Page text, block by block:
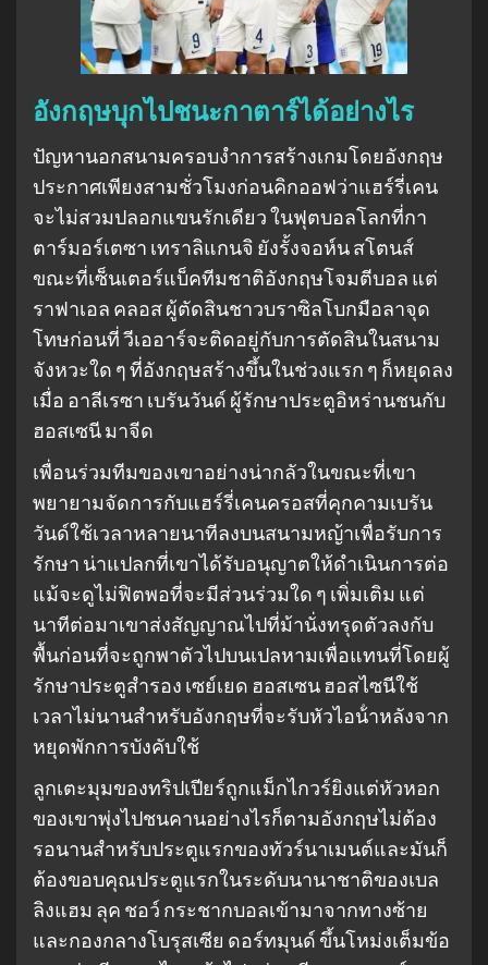
อังกฤษบุกไปชนะกาตาร์ได้อย่างไร
ปัญหานอกสนามครอบงําการสร้างเกมโดยอังกฤษ
ประกาศเพียงสามชั่วโมงก่อนคิกออฟว่าแฮร์รี่เคน
จะไม่สวมปลอกแขนรักเดียว ในฟุตบอลโลกที่กา
ตาร์มอร์เตซา เทราลิแกนจิ ยังรั้งจอห์น สโตนส์
ขณะที่เซ็นเตอร์แบ็คทีมชาติอังกฤษโจมตีบอล แต่
ราฟาเอล คลอส ผู้ตัดสินชาวบราซิลโบกมือลาจุด
โทษก่อนที่ วีเออาร์จะติดอยู่กับการตัดสินในสนาม
จังหวะใด ๆ ที่อังกฤษสร้างขึ้นในช่วงแรก ๆ ก็หยุดลง
เมื่อ อาลีเรซา เบรันวันด์ ผู้รักษาประตูอิหร่านชนกับ
ฮอสเซนี มาจีด
เพื่อนร่วมทีมของเขาอย่างน่ากลัวในขณะที่เขา
พยายามจัดการกับแฮร์รี่เคนครอสที่คุกคามเบรัน
วันด์ใช้เวลาหลายนาทีลงบนสนามหญ้าเพื่อรับการ
รักษา น่าแปลกที่เขาได้รับอนุญาตให้ดําเนินการต่อ
แม้จะดูไม่ฟิตพอที่จะมีส่วนร่วมใด ๆ เพิ่มเติม แต่
นาทีต่อมาเขาส่งสัญญาณไปที่ม้านั่งทรุดตัวลงกับ
พื้นก่อนที่จะถูกพาตัวไปบนเปลหามเพื่อแทนที่โดยผู้
รักษาประตูสํารอง เซย์เยด ฮอสเซน ฮอสไซนีใช้
เวลาไม่นานสําหรับอังกฤษที่จะรับหัวไอน้ําหลังจาก
หยุดพักการบังคับใช้
ลูกเตะมุมของทริปเปียร์ถูกแม็กไกวร์ยิงแต่หัวหอก
ของเขาพุ่งไปชนคานอย่างไรก็ตามอังกฤษไม่ต้อง
รอนานสําหรับประตูแรกของทัวร์นาเมนต์และมันก็
ต้องขอบคุณประตูแรกในระดับนานาชาติของเบล
ลิงแฮม ลุค ชอว์ กระชากบอลเข้ามาจากทางซ้าย
และกองกลางโบรุสเซีย ดอร์ทมุนด์ ขึ้นโหม่งเต็มข้อ